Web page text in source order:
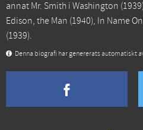
annat Mr. Smith i Washington
Edison, the Man (1940), In Name
(1939).
Denna biografi har genererats automatiskt